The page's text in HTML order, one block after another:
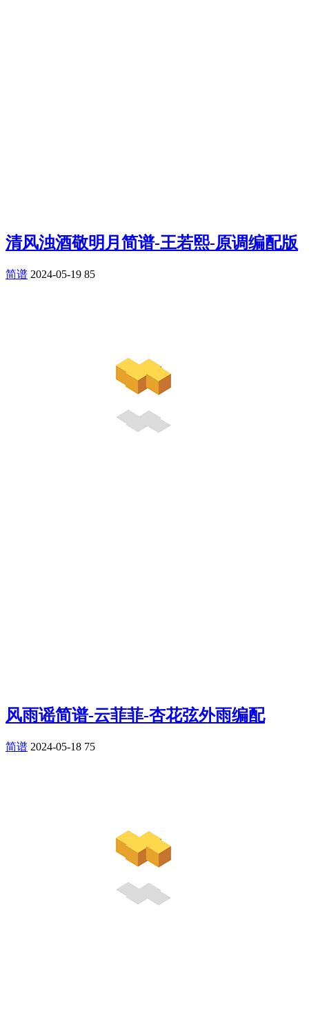
清风浊酒敬明月简谱-王若熙-原调编配版
简谱 2024-05-19 85
风雨谣简谱-云菲菲-杏花弦外雨编配
简谱 2024-05-18 75